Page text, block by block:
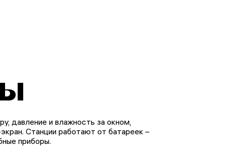
давление и влажность за окном,
Станции работают от батареек –
приборы.